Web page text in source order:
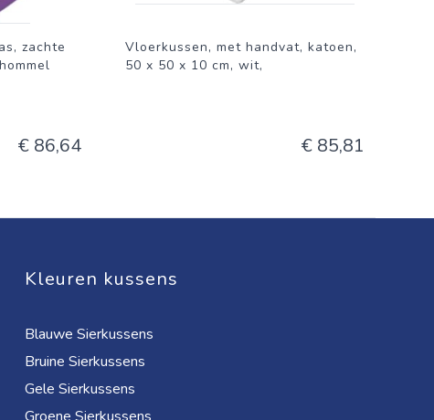
zachte
€ 86,64
Vloerkussen, met handvat, katoen,
50 x 50 x 10 cm, wit,
€ 85,81
Kleuren kussens
Blauwe Sierkussens
Bruine Sierkussens
Gele Sierkussens